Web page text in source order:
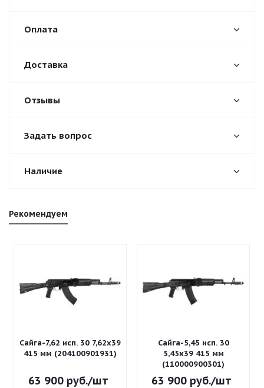
Оплата
Доставка
Отзывы
Задать вопрос
Наличие
Рекомендуем
Сайга-7,62 исп. 30 7,62x39
415 мм (204100901931)
63 900руб./шт
Сайга-5,45 исп. 30
5,45x39 415 мм
(110000900301)
63 900руб./шт